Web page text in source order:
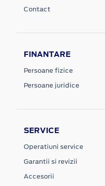
Contact
FINANTARE
Persoane fizice
Persoane juridice
SERVICE
Operatiuni service
Garantii si revizii
Accesorii